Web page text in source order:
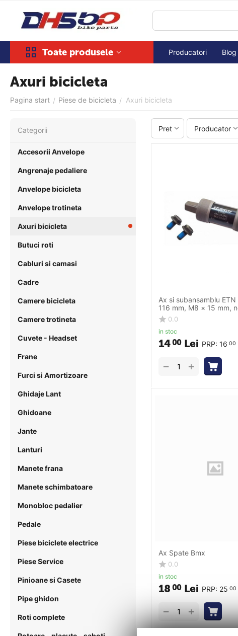
Toate produsele Producatori Blog
Axuri bicicleta
Pagina start / Piese de bicicleta / Axuri bicicleta
Pret Producator
Ax si subansamblu
116 mm, M8 × 15 mm,
0.0
in stoc
PRP:16 00
1400 Lei
+
−
Ax Spate Bmx
0.0
in stoc
PRP: 25 00
18 00 Lei
+
−
Сategorii
Accesorii Anvelope
Angrenaje pedaliere
Anvelope bicicleta
Anvelope trotineta
Axuri bicicleta
Butuci roti
Cabluri si camasi
Cadre
Camere bicicleta
Camere trotineta
Cuvete - Headset
Frane
Furci si Amortizoare
Ghidaje Lant
Ghidoane
Jante
Lanturi
Manete frana
Manete schimbatoare
Monobloc pedalier
Pedale
Piese biciclete electrice
Piese Service
Pinioane si Casete
Pipe ghidon
Roti complete